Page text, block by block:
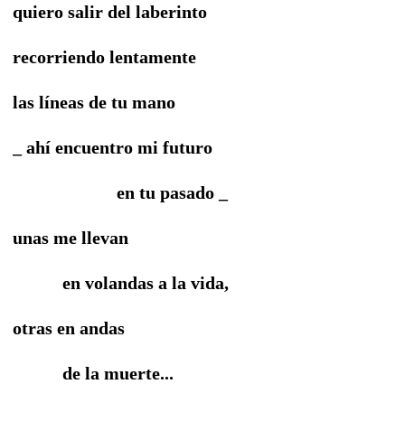
quiero salir del laberinto
recorriendo lentamente
las líneas de tu mano
_ ahí encuentro mi futuro
en tu pasado _
unas me llevan
en volandas a la vida,
otras en andas
de la muerte...